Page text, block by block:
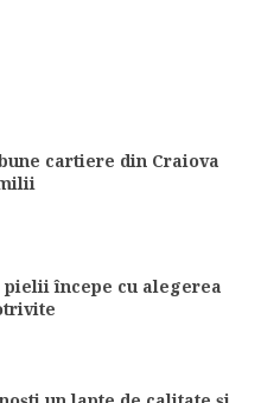
cartiere din Craiova
începe cu alegerea